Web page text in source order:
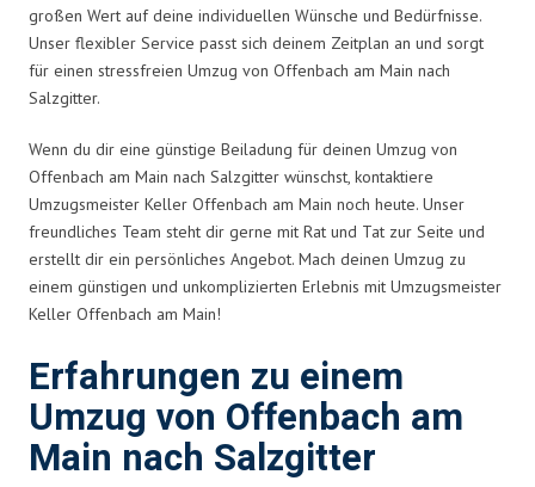
großen Wert auf deine individuellen Wünsche und Bedürfnisse.
Unser flexibler Service passt sich deinem Zeitplan an und sorgt
für einen stressfreien Umzug von Offenbach am Main nach
Salzgitter.
Wenn du dir eine günstige Beiladung für deinen Umzug von
Offenbach am Main nach Salzgitter wünschst, kontaktiere
Umzugsmeister Keller Offenbach am Main noch heute. Unser
freundliches Team steht dir gerne mit Rat und Tat zur Seite und
erstellt dir ein persönliches Angebot. Mach deinen Umzug zu
einem günstigen und unkomplizierten Erlebnis mit Umzugsmeister
Keller Offenbach am Main!
Erfahrungen zu einem
Umzug von Offenbach am
Main nach Salzgitter